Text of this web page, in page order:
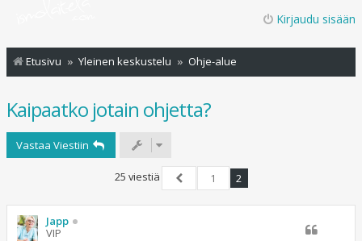
Kirjaudu sisään
Etusivu Yleinen keskustelu Ohje-alue
Kaipaatko jotain ohjetta?
Vastaa Viestiin
25 viestiä
Edellinen
1 2
Japp
VIP